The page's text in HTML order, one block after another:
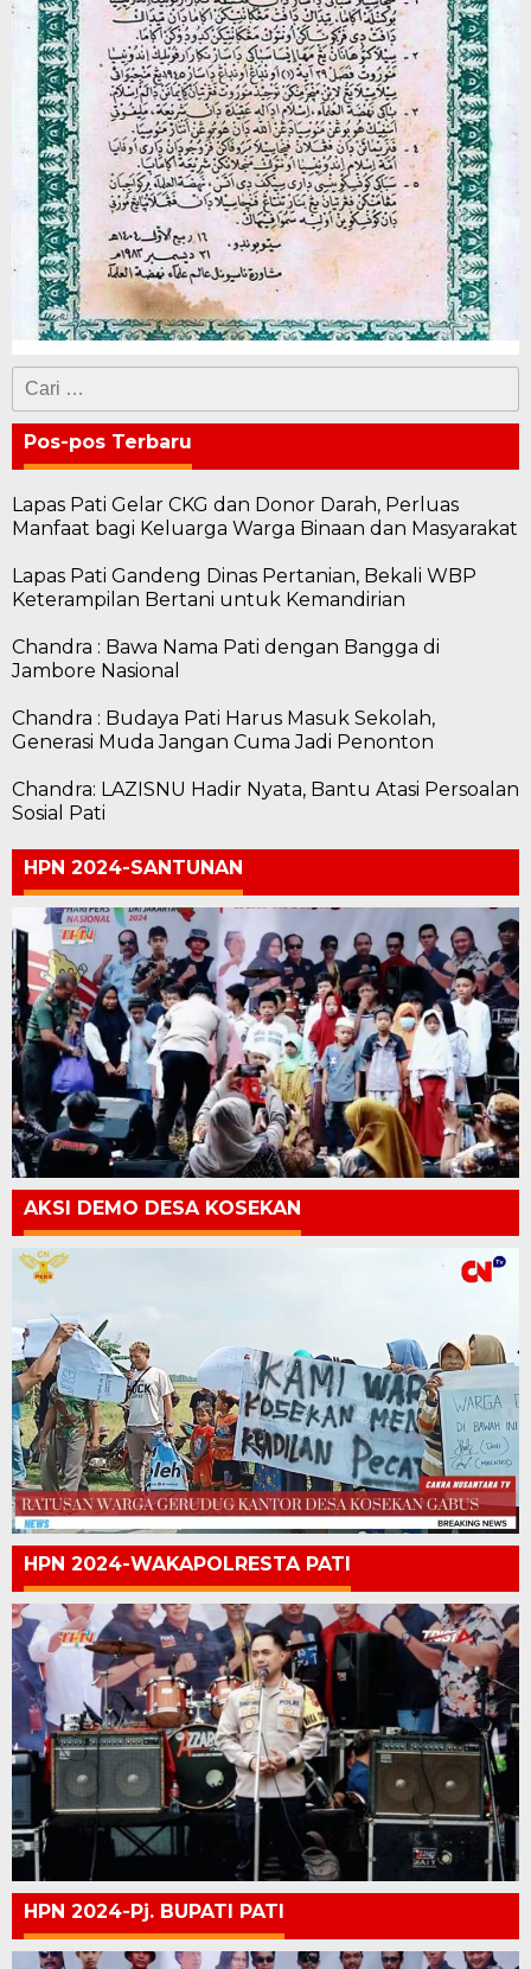
Cari
untuk:
Pos-pos Terbaru
Lapas Pati Gelar CKG dan Donor Darah, Perluas
Manfaat bagi Keluarga Warga Binaan dan Masyarakat
Lapas Pati Gandeng Dinas Pertanian, Bekali WBP
Keterampilan Bertani untuk Kemandirian
Chandra : Bawa Nama Pati dengan Bangga di
Jambore Nasional
Chandra : Budaya Pati Harus Masuk Sekolah,
Generasi Muda Jangan Cuma Jadi Penonton
Chandra: LAZISNU Hadir Nyata, Bantu Atasi Persoalan
Sosial Pati
HPN 2024-SANTUNAN
AKSI DEMO DESA KOSEKAN
HPN 2024-WAKAPOLRESTA PATI
HPN 2024-Pj. BUPATI PATI